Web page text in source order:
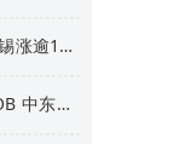
涨逾1%
中东）